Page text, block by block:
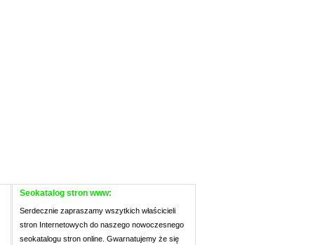
Seokatalog stron www:
Serdecznie zapraszamy wszytkich właścicieli
stron Internetowych do naszego nowoczesnego
seokatalogu stron online. Gwarnatujemy że się